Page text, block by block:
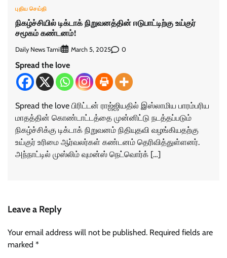
புதிய செய்தி
நிகழ்ச்சியில் டிக்டாக் நிறுவனத்தின் ஈடுபாட்டிற்கு உய்குர்
சமூகம் கண்டனம்!
Daily News Tamil March 5, 2025 0
Spread the love
Spread the love பிரிட்டன் ராஜ்ஜியதில் இஸ்லாமிய பாரம்பரிய
மாதத்தின் கொண்டாட்டத்தை முன்னிட்டு நடத்தப்படும்
நிகழ்ச்சிக்கு டிக்டாக் நிறுவனம் நிதியுதவி வழங்கியதற்கு
உய்குர் உரிமை ஆர்வலர்கள் கண்டனம் தெரிவித்துள்ளனர்.
அந்நாட்டில் முஸ்லிம் வுமன்ஸ் நெட்வொர்க் […]
Leave a Reply
Your email address will not be published. Required fields are
marked *